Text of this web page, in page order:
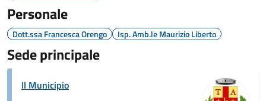
Personale
Dott.ssa Francesca Orengo Isp. Amb.le Maurizio Liberto
Sede principale
Il Municipio